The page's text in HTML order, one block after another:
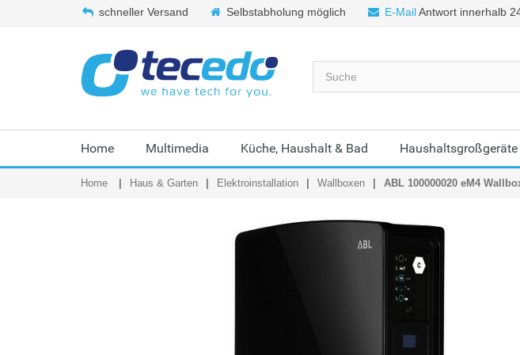
schneller Versand Selbstabholung möglich E-MailAntwort innerhalb
Home Multimedia Küche, Haushalt & Bad Haushaltsgroßgeräte
Home Haus & Garten Elektroinstallation Wallboxen ABL 100000020 eM4